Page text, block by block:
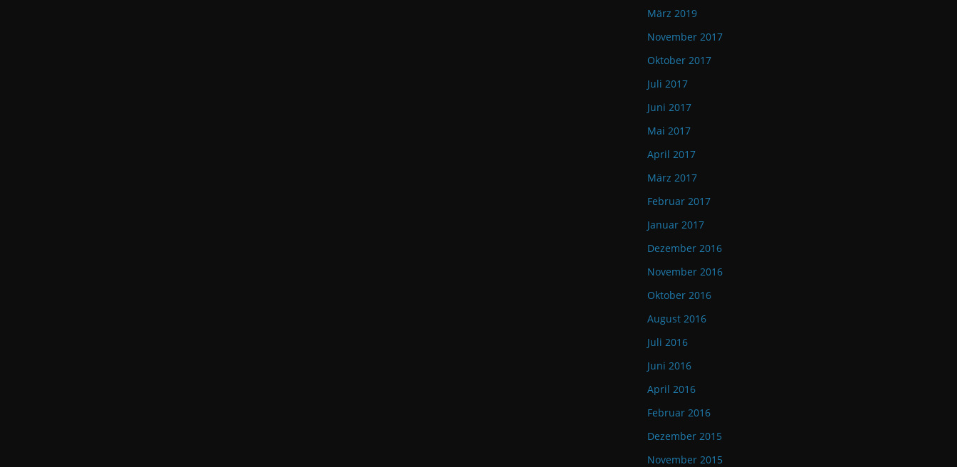
März 2019
November 2017
Oktober 2017
Juli 2017
Juni 2017
Mai 2017
April 2017
März 2017
Februar 2017
Januar 2017
Dezember 2016
November 2016
Oktober 2016
August 2016
Juli 2016
Juni 2016
April 2016
Februar 2016
Dezember 2015
November 2015